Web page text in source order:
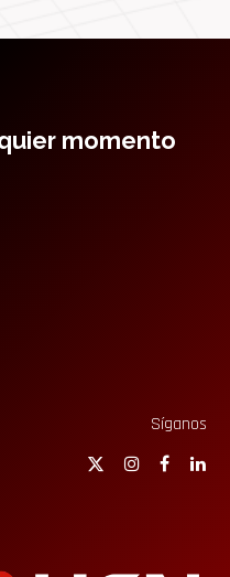
momento
Síganos